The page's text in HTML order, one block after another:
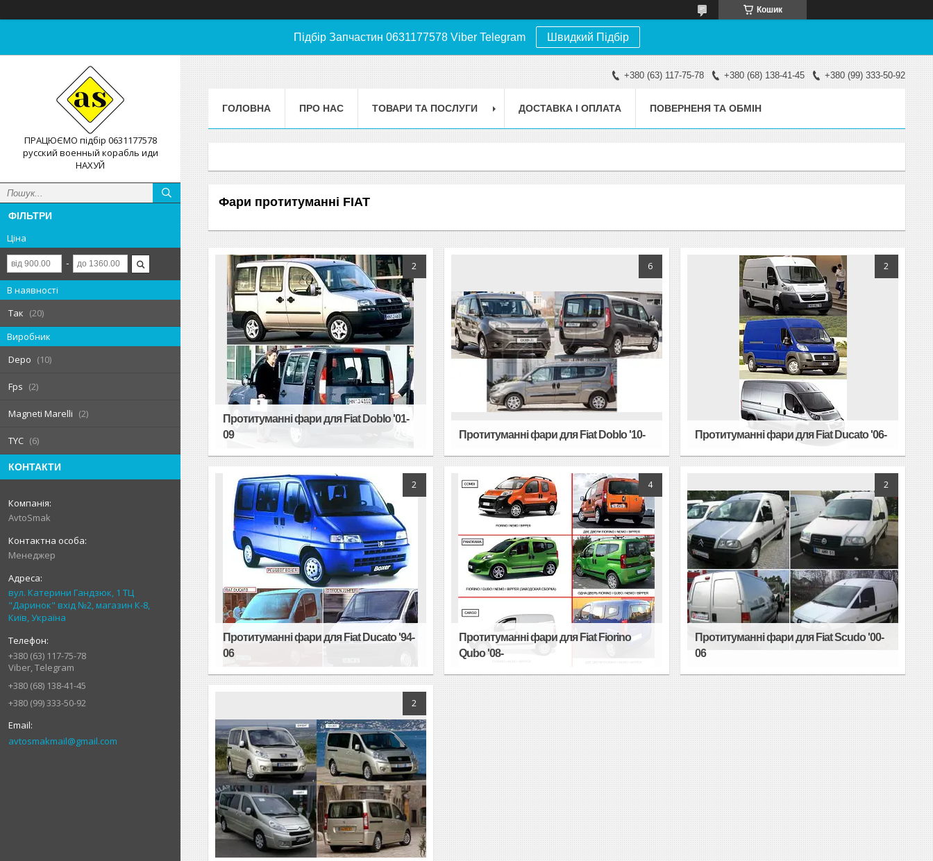
Кошик
Підбір Запчастин 0631177578 Viber Telegram Швидкий Підбір
ПРАЦЮЄМО підбір 0631177578
русский военный корабль иди
НАХУЙ
ФІЛЬТРИ
Ціна
В наявності
Так
20
Виробник
Depo
10
Fps 2
Magneti Marelli 2
TYC 6
КОНТАКТИ
AvtoSmak
Менеджер
вул. Катерини Гандзюк, 1 ТЦ
"Даринок" вхід №2, магазин К-8,
Київ, Україна
+380 (63) 117-75-78
Viber, Telegram
+380 (68) 138-41-45
+380 (99) 333-50-92
avtosmakmail@gmail.com
+380 (63) 117-75-78 +380 (68) 138-41-45 +380 (99) 333-50-92
ГОЛОВНА ПРО НАС ТОВАРИ ТА ПОСЛУГИ ДОСТАВКА І ОПЛАТА ПОВЕРНЕНЯ ТА ОБМІН
Фари протитуманні FIAT
2
Протитуманні фари для Fiat Doblo '01-
09
6
Протитуманні фари для Fiat Doblo '10-
2
Протитуманні фари для Fiat Ducato '06-
2
Протитуманні фари для Fiat Ducato '94-
06
4
Протитуманні фари для Fiat Fiorino
Qubo '08-
2
Протитуманні фари для Fiat Scudo '00-
06
2